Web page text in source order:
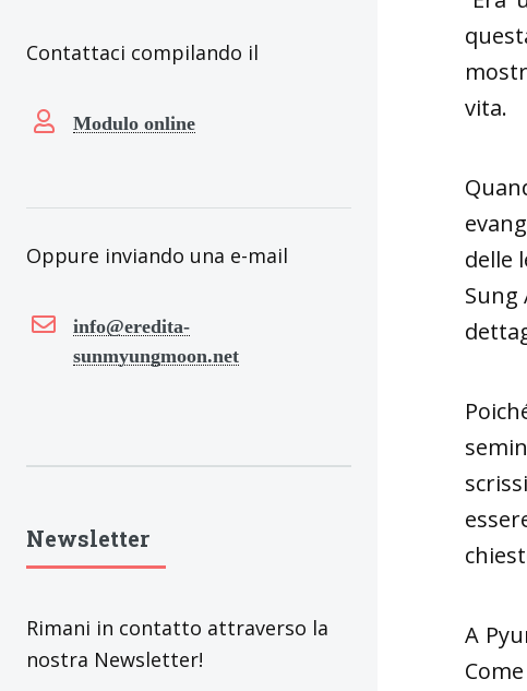
vita.
delle
Sung
A
Contattaci compilando il
Modulo online
Oppure inviando una e-mail
info@eredita-
sunmyungmoon.net
Newsletter
Rimani in contatto attraverso la
nostra Newsletter!